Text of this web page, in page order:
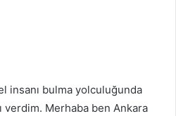
insanı bulma yolculuğunda
verdim. Merhaba ben Ankara